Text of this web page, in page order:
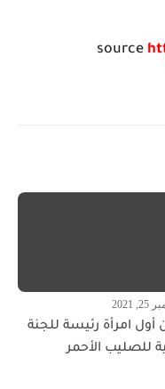
source
2021
أول امرأة رئيسة للجنة
للصليب الأحمر